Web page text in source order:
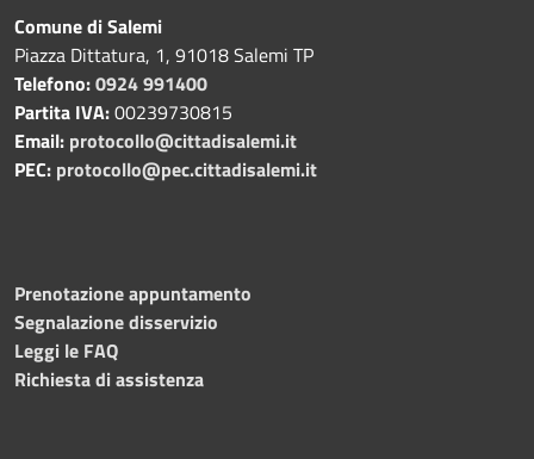
Comune di Salemi
Piazza Dittatura, 1, 91018 Salemi TP
Telefono:0924 991400
Partita IVA:00239730815
Email: protocollo@cittadisalemi.it
PEC: protocollo@pec.cittadisalemi.it
Prenotazione appuntamento
Segnalazione disservizio
Leggi le FAQ
Richiesta di assistenza